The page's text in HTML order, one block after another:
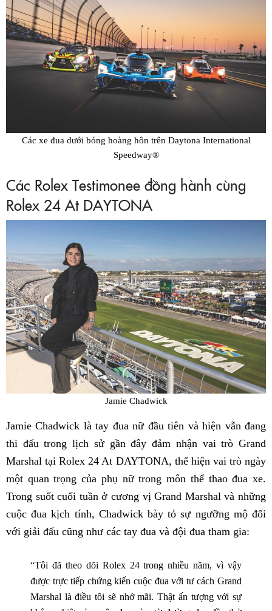
Các xe đua dưới bóng hoàng hôn trên Daytona International
Speedway®
Các Rolex Testimonee đồng hành cùng
Rolex 24 At DAYTONA
Jamie Chadwick
Jamie Chadwick là tay đua nữ đầu tiên và hiện vẫn đang
thi đấu trong lịch sử gần đây đảm nhận vai trò Grand
Marshal tại Rolex 24 At DAYTONA, thể hiện vai trò ngày
một quan trọng của phụ nữ trong môn thể thao đua xe.
Trong suốt cuối tuần ở cương vị Grand Marshal và những
cuộc đua kịch tính, Chadwick bày tỏ sự ngưỡng mộ đối
với giải đấu cũng như các tay đua và đội đua tham gia:
“Tôi đã theo dõi Rolex 24 trong nhiều năm, vì vậy
được trực tiếp chứng kiến cuộc đua với tư cách Grand
Marshal là điều tôi sẽ nhớ mãi. Thật ấn tượng với sự